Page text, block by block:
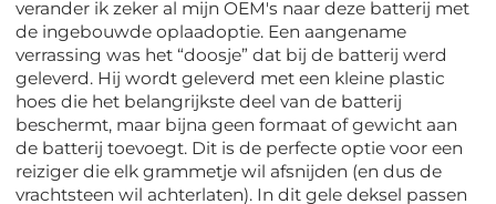
verander ik zeker al mijn OEM's naar deze batterij met
de ingebouwde oplaadoptie. Een aangename
verrassing was het “doosje” dat bij de batterij werd
geleverd. Hij wordt geleverd met een kleine plastic
hoes die het belangrijkste deel van de batterij
beschermt, maar bijna geen formaat of gewicht aan
de batterij toevoegt. Dit is de perfecte optie voor een
reiziger die elk grammetje wil afsnijden (en dus de
vrachtsteen wil achterlaten). In dit gele deksel passen